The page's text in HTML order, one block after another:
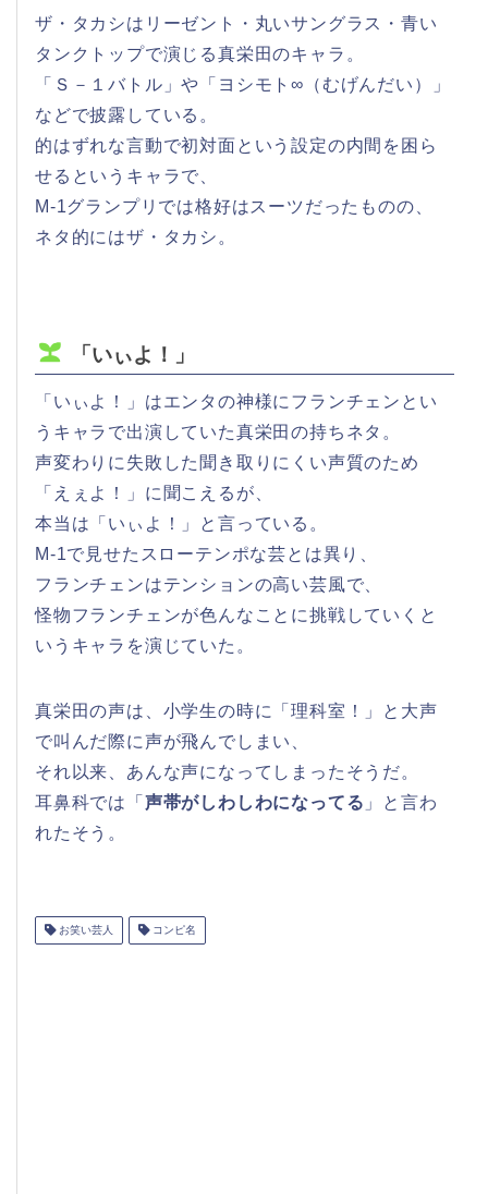
ザ・タカシはリーゼント・丸いサングラス・青い
タンクトップで演じる真栄田のキャラ。
「Ｓ－１バトル」や「ヨシモト∞（むげんだい）」
などで披露している。
的はずれな言動で初対面という設定の内間を困ら
せるというキャラで、
M-1グランプリでは格好はスーツだったものの、
ネタ的にはザ・タカシ。
「いぃよ！」
「いぃよ！」はエンタの神様にフランチェンとい
うキャラで出演していた真栄田の持ちネタ。
声変わりに失敗した聞き取りにくい声質のため
「えぇよ！」に聞こえるが、
本当は「いぃよ！」と言っている。
M-1で見せたスローテンポな芸とは異り、
フランチェンはテンションの高い芸風で、
怪物フランチェンが色んなことに挑戦していくと
いうキャラを演じていた。
真栄田の声は、小学生の時に「理科室！」と大声
で叫んだ際に声が飛んでしまい、
それ以来、あんな声になってしまったそうだ。
耳鼻科では「 声帯がしわしわになってる 」と言わ
れたそう。
お笑い芸人 コンピ名